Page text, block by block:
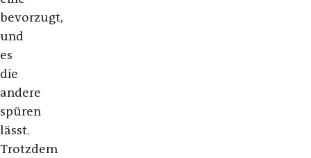
bevorzugt,
und
es
die
andere
spüren
lässt.
Trotzdem